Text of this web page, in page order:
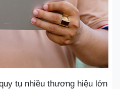
tụ nhiều thương hiệu lớn